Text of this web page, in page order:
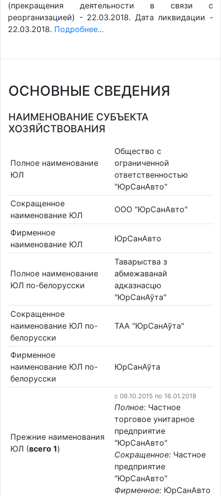
(прекращения деятельности в связи с
реорганизацией) - 22.03.2018. Дата ликвидации -
22.03.2018. Подробнее...
ОСНОВНЫЕ СВЕДЕНИЯ
НАИМЕНОВАНИЕ СУБЪЕКТА
ХОЗЯЙСТВОВАНИЯ
Полное наименование
ЮЛ
Общество с
ограниченной
ответственностью
"ЮрСанАвто"
Сокращенное
наименование ЮЛ
ООО "ЮрСанАвто"
Фирменное
наименование ЮЛ
ЮрСанАвто
Полное наименование
ЮЛ по-белорусски
Таварыства з
абмежаванай
адказнасцю
"ЮрСанАўта"
Сокращенное
наименование ЮЛ по-
белорусски
ТАА "ЮрСанАўта"
Фирменное
наименование ЮЛ по-
белорусски
ЮрСанАўта
Прежние наименования
ЮЛ (всего 1)
c 06.10.2015 по 16.01.2018
Полное: Частное
торговое унитарное
предприятие
"ЮрСанАвто"
Сокращенное: Частное
предприятие
"ЮрСанАвто"
Фирменное: ЮрСанАвто